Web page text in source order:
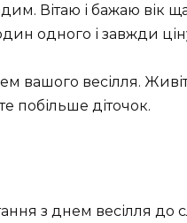
Вітаю і бажаю вік
одного і завжди
​​вашого весілля.
побільше діточок.
з днем весілля до